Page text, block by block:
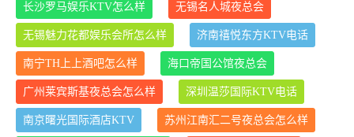
长沙罗马娱乐KTV怎么样 无锡名人城夜总会
无锡魅力花都娱乐会所怎么样 济南禧悦东方KTV电话
南宁TH上上酒吧怎么样 海口帝国公馆夜总会
广州莱宾斯基夜总会怎么样 深圳温莎国际KTV电话
南京曙光国际酒店KTV 苏州江南汇二号夜总会怎么样